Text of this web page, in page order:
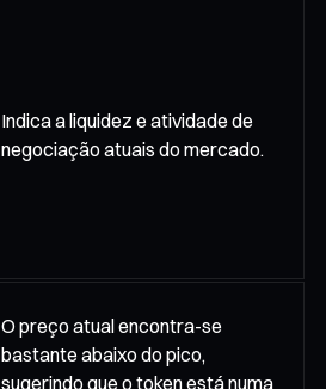
Indica a liquidez e atividade de
negociação atuais do mercado.
O preço atual encontra-se
bastante abaixo do pico,
sugerindo que o token está numa